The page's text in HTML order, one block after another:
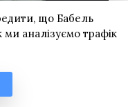
що Бабель
аналізуємо трафік